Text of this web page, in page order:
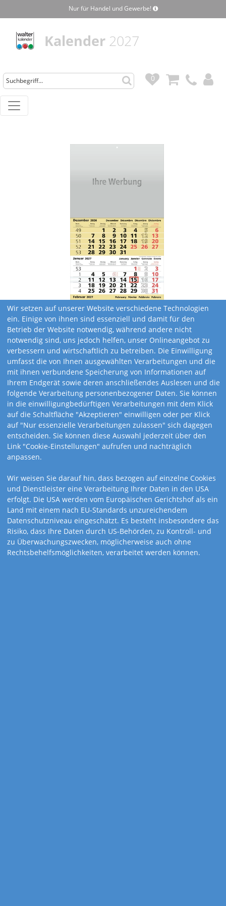
Nur für Handel und Gewerbe!
Kalender 2027
0
Kalendervarianten
Wir setzen auf unserer Website verschiedene Technologien
ein. Einige von ihnen sind essenziell und damit für den
Betrieb der Website notwendig, während andere nicht
notwendig sind, uns jedoch helfen, unser Onlineangebot zu
verbessern und wirtschaftlich zu betreiben. Die Einwilligung
umfasst die von Ihnen ausgewählten Verarbeitungen und die
mit ihnen verbundene Speicherung von Informationen auf
Ihrem Endgerät sowie deren anschließendes Auslesen und die
folgende Verarbeitung personenbezogener Daten. Sie können
in die einwilligungbedürftigen Verarbeitungen mit dem Klick
auf die Schaltfläche "Akzeptieren" einwilligen oder per Klick
auf "Nur essenzielle Verarbeitungen zulassen" sich dagegen
entscheiden. Sie können diese Auswahl jederzeit über den
Link "Cookie-Einstellungen" aufrufen und nachträglich
anpassen.
Wir weisen Sie darauf hin, dass bezogen auf einzelne Cookies
und Dienstleister eine Verarbeitung Ihrer Daten in den USA
erfolgt. Die USA werden vom Europäischen Gerichtshof als ein
Land mit einem nach EU-Standards unzureichendem
Datenschutzniveau eingeschätzt. Es besteht insbesondere das
Risiko, dass Ihre Daten durch US-Behörden, zu Kontroll- und
zu Überwachungszwecken, möglicherweise auch ohne
Rechtsbehelfsmöglichkeiten, verarbeitet werden können.